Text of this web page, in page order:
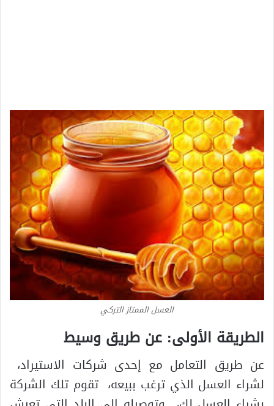
العسل الممتاز التركي
الطريقة الأولى: عن طريق وسيط
عن طريق التعامل مع إحدى شركات الاستيراد،
لشراء العسل الذي ترغب ببيعه، تقوم تلك الشركة